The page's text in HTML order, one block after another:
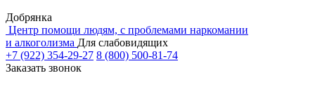
Добрянка
Центр помощи людям, с проблемами наркомании
и алкоголизма Для слабовидящих
+7 (922) 354-29-27 8 (800) 500-81-74
Заказать звонок